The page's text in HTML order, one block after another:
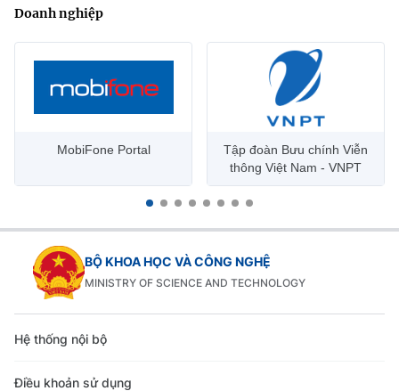
Doanh nghiệp
MobiFone Portal
Tập đoàn Bưu chính Viễn
thông Việt Nam - VNPT
BỘ KHOA HỌC VÀ CÔNG NGHỆ
MINISTRY OF SCIENCE AND TECHNOLOGY
Hệ thống nội bộ
Điều khoản sử dụng